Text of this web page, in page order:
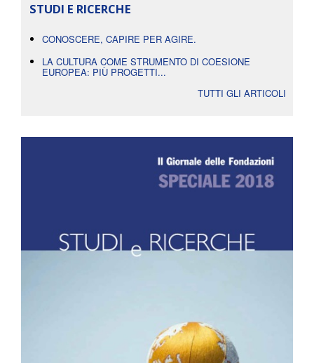
STUDI E RICERCHE
CONOSCERE, CAPIRE PER AGIRE.
LA CULTURA COME STRUMENTO DI COESIONE
EUROPEA: PIÙ PROGETTI...
TUTTI GLI ARTICOLI